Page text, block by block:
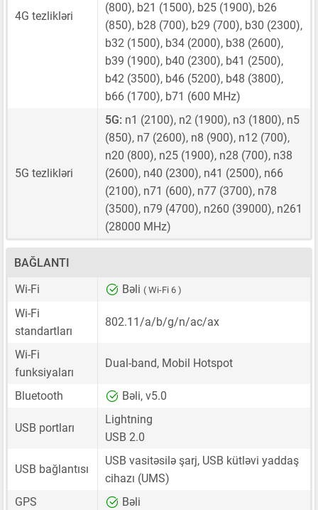
4G tezlikləri
(800), b21 (1500), b25 (1900), b26
(850), b28 (700), b29 (700), b30 (2300),
b32 (1500), b34 (2000), b38 (2600),
b39 (1900), b40 (2300), b41 (2500),
b42 (3500), b46 (5200), b48 (3800),
b66 (1700), b71 (600 MHz)
5G tezlikləri
5G: n1 (2100), n2 (1900), n3 (1800), n5
(850), n7 (2600), n8 (900), n12 (700),
n20 (800), n25 (1900), n28 (700), n38
(2600), n40 (2300), n41 (2500), n66
(2100), n71 (600), n77 (3700), n78
(3500), n79 (4700), n260 (39000), n261
(28000 MHz)
BAĞLANTI
Wi-Fi
Bəli ( Wi-Fi 6 )
Wi-Fi
standartları
802.11/a/b/g/n/ac/ax
Wi-Fi
funksiyaları
Dual-band, Mobil Hotspot
Bluetooth Bəli, v5.0
USB portları
Lightning
USB 2.0
USB bağlantısı
USB vasitəsilə şarj, USB kütləvi yaddaş
cihazı (UMS)
GPS
Bəli